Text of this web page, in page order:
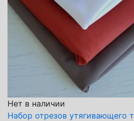
Нет в наличии
Набор отрезов утягивающего